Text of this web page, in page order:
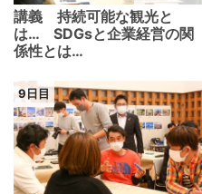
講義 持続可能な観光と
は… SDGsと企業経営の関
係性とは…
9日目